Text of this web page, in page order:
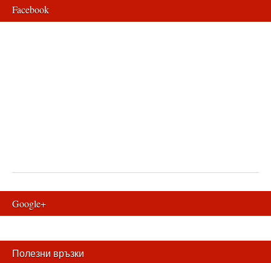
Facebook
Google+
Полезни връзки